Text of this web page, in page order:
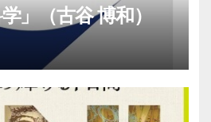
」（古谷 博和）